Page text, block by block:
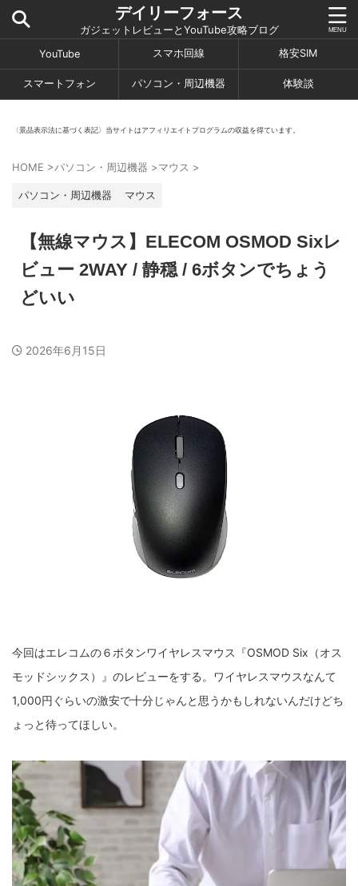
デイリーフォース
ガジェットレビューとYouTube攻略ブログ
YouTube スマホ回線 格安SIM
スマートフォン パソコン・周辺機器 体験談
〈景品表示法に基づく表記〉当サイトはアフィリエイトプログラムの収益を得ています。
HOME >パソコン・周辺機器 >マウス >
パソコン・周辺機器 マウス
【無線マウス】ELECOM OSMOD Sixレ
ビュー 2WAY / 静穏 / 6ボタンでちょう
どいい
2026年6月15日
今回はエレコムの６ボタンワイヤレスマウス『OSMOD Six（オス
モッドシックス）』のレビューをする。ワイヤレスマウスなんて
1,000円ぐらいの激安で十分じゃんと思うかもしれないんだけどち
ょっと待ってほしい。